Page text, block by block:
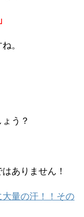
。
う？
ありません！
大量の汗！！その